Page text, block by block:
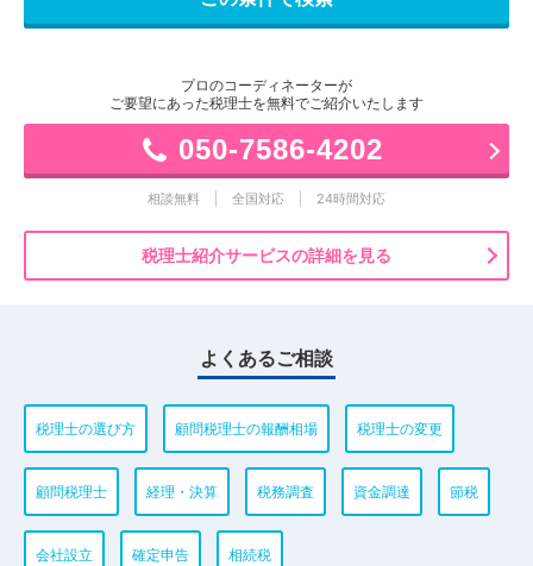
プロのコーディネーターが
ご要望にあった税理士を無料でご紹介いたします
050-7586-4202
相談無料 全国対応 24時間対応
税理士紹介サービスの詳細を見る
よくあるご相談
税理士の選び方 顧問税理士の報酬相場 税理士の変更
顧問税理士 経理・決算 税務調査 資金調達 節税
会社設立 確定申告 相続税